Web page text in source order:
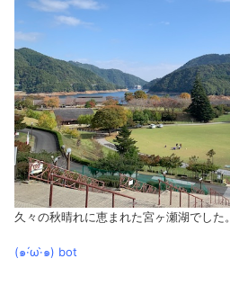
久々の秋晴れに恵まれた宮ヶ瀬湖でした。
(๑·́ω·̀๑) bot